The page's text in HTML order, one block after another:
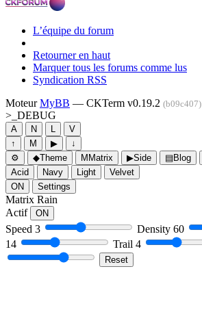
L’équipe du forum
Retourner en haut
Marquer tous les forums comme lus
Syndication RSS
MoteurMyBB — CKTerm v0.19.2 (b09c407)
>_ DEBUG
A N L
V
↑
M ▶
↓
⚙
◆Theme M Matrix ▶Side ▤Blog
Acid
Navy Light
Velvet
ON
Settings
Matrix Rain
Actif
ON
Speed 3 Density 60
14
Trail 4
Reset